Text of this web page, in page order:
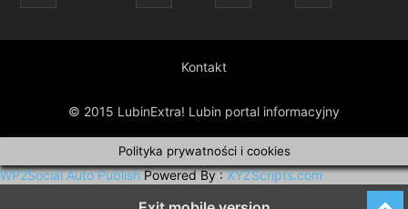
Kontakt
© 2015 LubinExtra! Lubin portal informacyjny
Polityka prywatności i cookies
WP2Social Auto PublishPowered By :XYZScripts.com